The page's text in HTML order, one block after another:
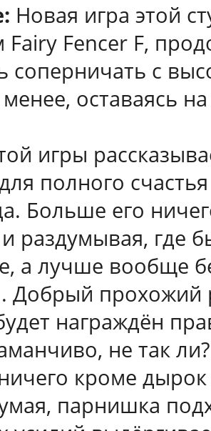
Новая игра этой
Fairy Fencer F,
соперничать с
оставаясь
игры
полного
Больше его
раздумывая, где
а лучше вообще
Добрый прохожий
награждён
не так
кроме
парнишка